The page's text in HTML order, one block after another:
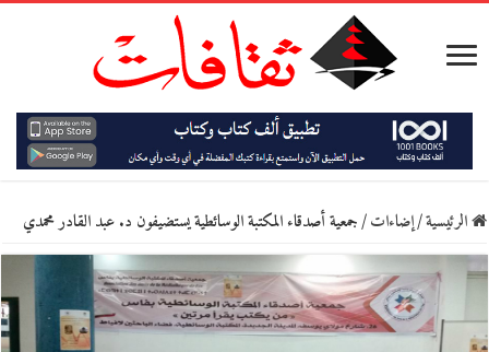
الرئيسية/إضاءات/جمعية أصدقاء المكتبة الوسائطية يستضيفون د. عبد القادر محمدي